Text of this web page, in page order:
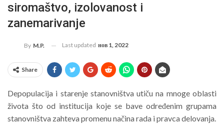
siromaštvo, izolovanost i
zanemarivanje
By M.P. Last updated нов 1, 2022
Share
Depopulacija i starenje stanovništva utiču na mnoge oblasti
života što od institucija koje se bave određenim grupama
stanovništva zahteva promenu načina rada i pravca delovanja.